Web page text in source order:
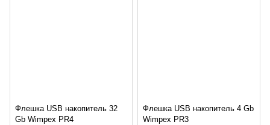
Флешка USB накопитель 32
Gb Wimpex PR4
Флешка USB накопитель 4 Gb
Wimpex PR3